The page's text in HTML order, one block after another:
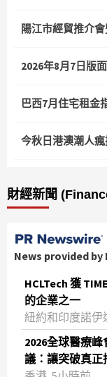
陽江市經貿推介
2026年8月7日版面
巴西7月住宅租金
今秋日港澳潮人瘋
財經新聞
News provided by
HCLTech 獲
的企業之一
紐約和印度諾伊
2026全球醫療
議：讓突破真正